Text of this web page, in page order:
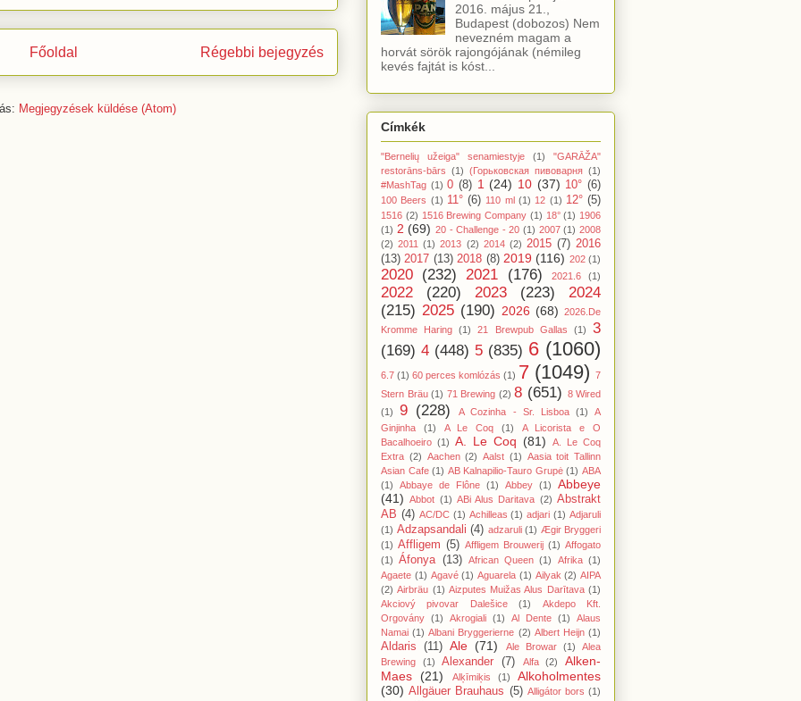
Régebbi bejegyzés
Főoldal
Megjegyzések küldése (Atom)
2016. május 21.,
Budapest (dobozos) Nem
nevezném magam a
horvát sörök rajongójának (némileg
kevés fajtát is kóst...
Címkék
"Bernelių užeiga" senamiestyje (1)
"GARĀŽA"
restorāns-bārs (1) (Горьковская пивоварня (1)
#MashTag (1) 0 (8) 1 (24) 10 (37) 10° (6)
100 Beers (1) 11° (6) 110 ml (1) 12 (1) 12° (5)
1516 (2) 1516 Brewing Company (1) 18° (1) 1906
(1) 2 (69) 20 - Challenge - 20 (1) 2007 (1) 2008
(2) 2011 (1) 2013 (2) 2014 (2) 2015 (7) 2016
(13) 2017 (13) 2018 (8) 2019 (116) 202 (1)
2020 (232) 2021 (176) 2021.6 (1)
2022 (220) 2023 (223)
2024
(215) 2025 (190) 2026 (68) 2026.De
Kromme Haring
(1) 21 Brewpub Gallas (1)
3
(169) 4 (448) 5 (835) 6 (1060)
6.7 (1) 60 perces komlózás (1) 7 (1049) 7
Stern Bräu (1) 71 Brewing (2) 8 (651) 8 Wired
(1)
9 (228) A Cozinha - Sr. Lisboa (1)
A
Ginjinha
(1) A Le Coq (1)
A Licorista e O
Bacalhoeiro (1) A. Le Coq (81)
A. Le Coq
Extra (2) Aachen (2) Aalst (1) Aasia toit Tallinn
Asian Cafe (1) AB Kalnapilio-Tauro Grupė (1) ABA
(1)
Abbaye de Flône (1) Abbey (1)
Abbeye
(41)
Abbot (1) ABi Alus Daritava (2) Abstrakt
AB (4) AC/DC (1) Achilleas (1) adjari (1) Adjaruli
(1) Adzapsandali (4) adzaruli (1) Ægir Bryggeri
(1) Affligem (5) Affligem Brouwerij (1) Affogato
(1)
Áfonya (13) African Queen (1) Afrika (1)
Agaete (1) Agavé (1) Aguarela (1) Ailyak (2) AIPA
(2) Airbräu (1) Aizputes Muižas Alus Darītava (1)
Akciový pivovar Dalešice
(1)
Akdepo Kft.
Orgovány (1) Akrogiali (1) Al Dente (1)
Alaus
Namai (1) Albani Bryggerierne (2) Albert Heijn (1)
Aldaris (11) Ale (71) Ale Browar (1)
Alea
Brewing
(1) Alexander (7) Alfa (2)
Alken-
Maes
(21) Alķīmiķis (1)
Alkoholmentes
(30) Allgäuer Brauhaus (5) Alligátor bors (1)